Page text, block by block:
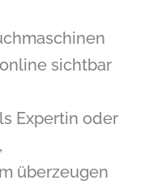
sichtbar
Expertin oder
überzeugen